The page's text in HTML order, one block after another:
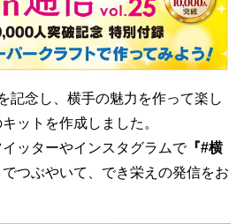
記念し、横手の魅力を作って楽し
ットを作成しました。
ッターやインスタグラムで『#横
でつぶやいて、でき栄えの発信をお